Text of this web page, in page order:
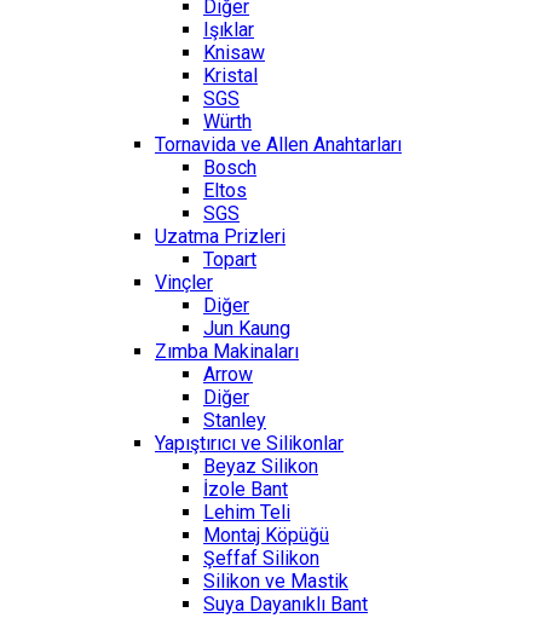
Diğer
Işıklar
Knisaw
Kristal
SGS
Würth
Tornavida ve Allen Anahtarları
Bosch
Eltos
SGS
Uzatma Prizleri
Topart
Vinçler
Diğer
Jun Kaung
Zımba Makinaları
Arrow
Diğer
Stanley
Yapıştırıcı ve Silikonlar
Beyaz Silikon
İzole Bant
Lehim Teli
Montaj Köpüğü
Şeffaf Silikon
Silikon ve Mastik
Suya Dayanıklı Bant